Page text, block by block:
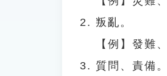
叛亂。
【例】發難
質問、責備。